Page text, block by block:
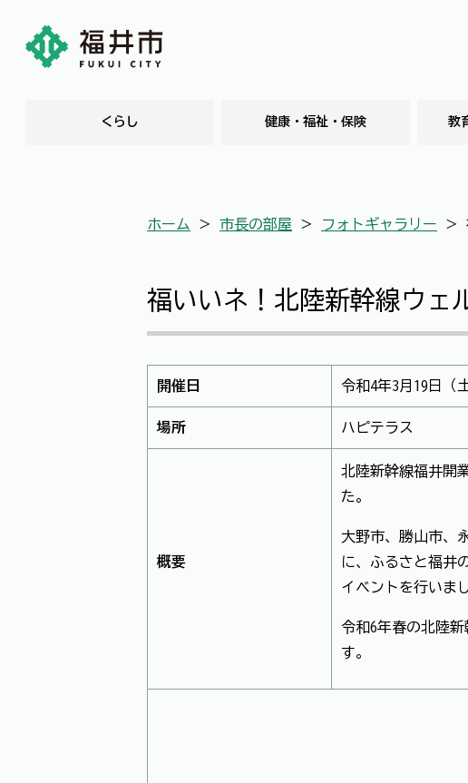
くらし 健康・福祉・保険 教
ホーム ＞ 市長の部屋 ＞ フォトギャラリー ＞
福いいネ！北陸新幹線ウェ
開催日 令和4年3月19日（
場所 ハピテラス
概要
北陸新幹線福井開
た。
大野市、勝山市、
に、ふるさと福井
イベントを行いま
令和6年春の北陸
す。